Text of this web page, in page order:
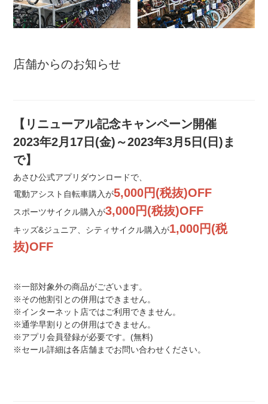
サイクルポーター
自転車買取専門サービス
ネット店と店舗の違いをご紹介
店舗について
店舗検索
お知らせ一覧
店舗からのお知らせ
【リニューアル記念キャンペーン開催
2023年2月17日(金)～2023年3月5日(日)ま
で】
あさひ公式アプリダウンロードで、
電動アシスト自転車購入が5,000円(税抜)OFF
スポーツサイクル購入が3,000円(税抜)OFF
キッズ&ジュニア、シティサイクル購入が1,000円(税
抜)OFF
※一部対象外の商品がございます。
※その他割引との併用はできません。
※インターネット店ではご利用できません。
※通学早割りとの併用はできません。
※アプリ会員登録が必要です。(無料)
※セール詳細は各店舗までお問い合わせください。